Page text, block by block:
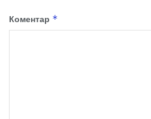
Коментар *